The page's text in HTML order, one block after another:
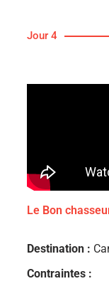
Jour 4
Le Bon
Destination :
Contraintes :